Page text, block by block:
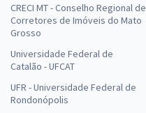
CRECI MT - Conselho Regional de
Corretores de Imóveis do Mato
Grosso
Universidade Federal de
Catalão - UFCAT
UFR - Universidade Federal de
Rondonópolis